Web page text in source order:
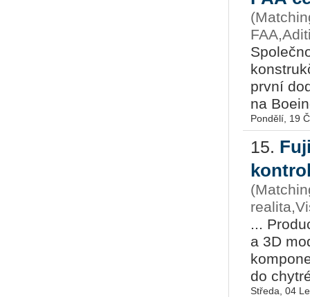
první
na
Pondělí, 19
15.
...
a 3D
do
Středa, 04